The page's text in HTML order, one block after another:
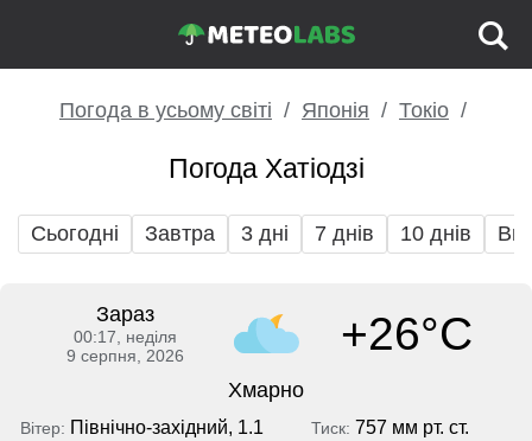
Погода в усьому світі Японія Токіо
Погода Хатіодзі
Сьогодні Завтра 3 дні 7 днів 10 днів
Зараз
00:17, неділя
9 серпня, 2026
+26°C
Хмарно
Вітер: Північно-західний, 1.1
Тиск: 757 мм рт. ст.